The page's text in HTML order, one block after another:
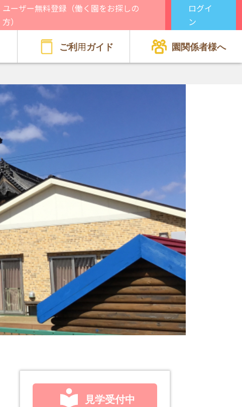
ユーザー無料登録（働く園をお探しの
方）
ログイ
ン
ご利用ガイド 園関係者様へ
見学受付中